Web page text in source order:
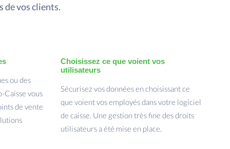
de vos clients.
ou des
Caisse vous
de vente
Choisissez ce que voient vos
utilisateurs
Sécurisez vos données en choisissant ce
que voient vos employés dans votre logiciel
de caisse. Une gestion très fine des droits
utilisateurs a été mise en place.